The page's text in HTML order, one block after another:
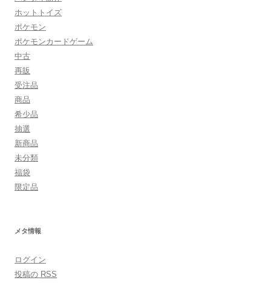
ホットトイズ
ポケモン
ポケモンカードゲーム
中古
再販
受注品
商品
希少品
抽選
新商品
未分類
福袋
限定品
メタ情報
ログイン
投稿の RSS